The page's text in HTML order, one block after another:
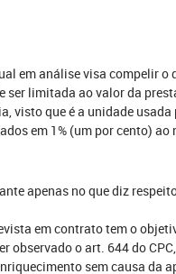
em análise visa compelir o
ser limitada ao valor da
visto que é a unidade usada
em 1% (um por cento) ao
apenas no que diz
em contrato tem o
observado o art. 644 do
sem causa da